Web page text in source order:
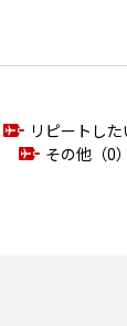
リピートした
その他（0）